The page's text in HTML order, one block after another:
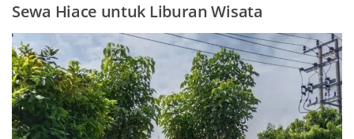
Sewa Hiace untuk Liburan Wisata